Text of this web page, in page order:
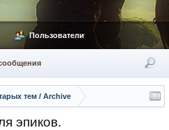
тем / Archive
эпиков.
Пользователи